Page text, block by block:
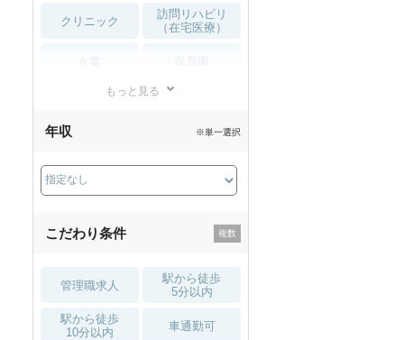
クリニック
訪問リハビリ
（在宅医療）
薬局・
もっと見る
年収 ※単一選択
こだわり条件
管理職求人
駅から徒歩
5分以内
駅から徒歩
10分以内
車通勤可